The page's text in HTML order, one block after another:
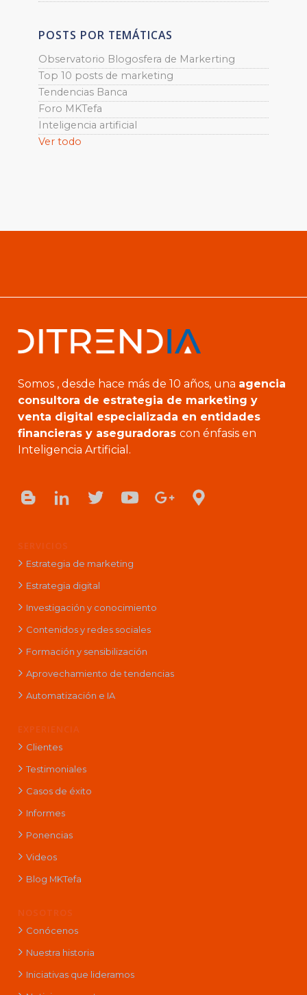
POSTS POR TEMÁTICAS
Observatorio Blogosfera de Markerting
Top 10 posts de marketing
Tendencias Banca
Foro MKTefa
Inteligencia artificial
Ver todo
Somos , desde hace más de 10 años, una agencia
consultora de estrategia de marketing y
venta digital especializada en entidades
financieras y aseguradoras con énfasis en
Inteligencia Artificial.
SERVICIOS
Estrategia de marketing
Estrategia digital
Investigación y conocimiento
Contenidos y redes sociales
Formación y sensibilización
Aprovechamiento de tendencias
Automatización e IA
EXPERIENCIA
Clientes
Testimoniales
Casos de éxito
Informes
Ponencias
Videos
Blog MKTefa
NOSOTROS
Conócenos
Nuestra historia
Iniciativas que lideramos